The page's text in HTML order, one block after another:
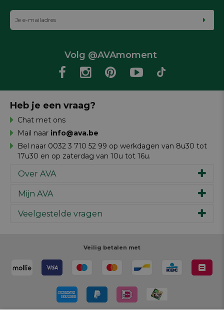
Volg @AVAmoment
Over AVA
Ons verhaal
Werken bij AVA
Mijn AVA
Inspiratie
Review schrijven
Veelgestelde vragen
Je retour
Terugroepacties
Heb je een vraag?
Chat met ons
Mail naar info@ava.be
Bel naar 0032 3 710 52 99 op werkdagen van 8u30 tot
17u30 en op zaterdag van 10u tot 16u.
Veilig betalen met